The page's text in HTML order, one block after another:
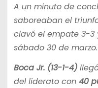
A un minuto de
saboreaban el
clavó el empate 3-3
sábado 30 de marzo.
Boca Jr. (13-1-4)
del liderato con40